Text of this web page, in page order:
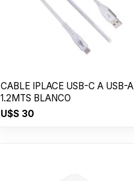
CABLE IPLACE USB-C A USB-A
1.2MTS BLANCO
U$S30